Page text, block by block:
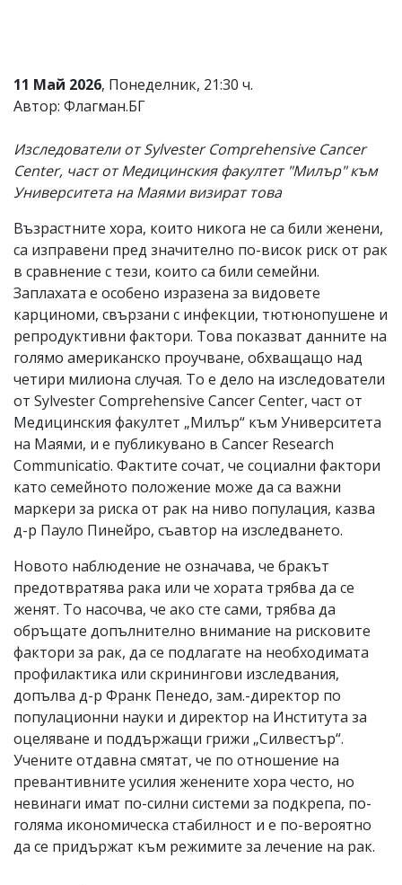
въвеждат
от
читателите
редакцията
не
носи
отговорност
тях!
Ако
обиден
за
вас
коментар,
моля
сигнализирайте
ни!
11 Май 2026, Понеделник, 21:30 ч.
Автор: Флагман.БГ
Изследователи от Sylvester Comprehensive Cancer
Center, част от Медицинския факултет "Милър" към
Университета на Маями визират това
Възрастните хора, които никога не са били женени,
са изправени пред значително по-висок риск от рак
в сравнение с тези, които са били семейни.
Заплахата е особено изразена за видовете
карциноми, свързани с инфекции, тютюнопушене и
репродуктивни фактори. Това показват данните на
голямо американско проучване, обхващащо над
четири милиона случая. То е дело на изследователи
от Sylvester Comprehensive Cancer Center, част от
Медицинския факултет „Милър“ към Университета
на Маями, и е публикувано в Cancer Research
Communicatio. Фактите сочат, че социални фактори
като семейното положение може да са важни
маркери за риска от рак на ниво популация, казва
д-р Пауло Пинейро, съавтор на изследването.
Новото наблюдение не означава, че бракът
предотвратява рака или че хората трябва да се
женят. То насочва, че ако сте сами, трябва да
обръщате допълнително внимание на рисковите
фактори за рак, да се подлагате на необходимата
профилактика или скринингови изследвания,
допълва д-р Франк Пенедо, зам.-директор по
популационни науки и директор на Института за
оцеляване и поддържащи грижи „Силвестър“.
Учените отдавна смятат, че по отношение на
превантивните усилия женените хора често, но
невинаги имат по-силни системи за подкрепа, по-
голяма икономическа стабилност и е по-вероятно
да се придържат към режимите за лечение на рак.